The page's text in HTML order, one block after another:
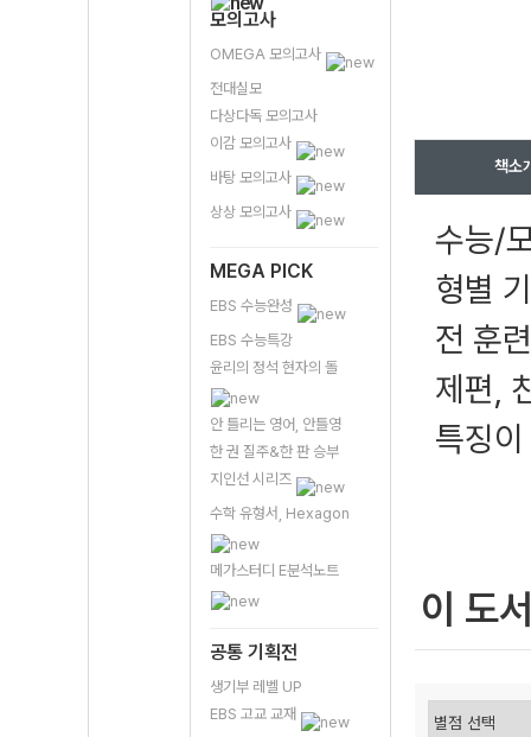
모의고사
OMEGA 모의고사
전대실모
다상다독 모의고사
이감 모의고사
바탕 모의고사
상상 모의고사
MEGA PICK
EBS 수능완성
EBS 수능특강
윤리의 정석 현자의 돌
안 틀리는 영어, 안틀영
한 권 질주&한 판 승부
지인선 시리즈
수학 유형서, Hexagon
메가스터디 E분석노트
공통 기획전
생기부 레벨 UP
EBS 고교 교재
책소
수능/
형별
전 훈
제편,
특징
이 도